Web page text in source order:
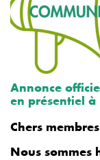
Annonce
en présentiel
Chers
Nous sommes